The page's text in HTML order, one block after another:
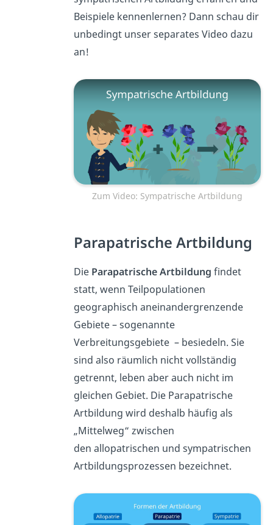
Beispiele kennenlernen? Dann schau dir
unbedingt unser separates Video dazu
an!
Zum Video: Sympatrische Artbildung
Parapatrische Artbildung
Die Parapatrische Artbildung findet
statt, wenn Teilpopulationen
geographisch aneinandergrenzende
Gebiete – sogenannte
Verbreitungsgebiete – besiedeln. Sie
sind also räumlich nicht vollständig
getrennt, leben aber auch nicht im
gleichen Gebiet. Die Parapatrische
Artbildung wird deshalb häufig als
„Mittelweg“ zwischen
den allopatrischen und sympatrischen
Artbildungsprozessen bezeichnet.